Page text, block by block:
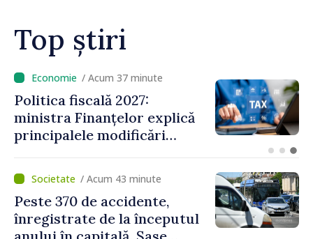
pentru oameni”
Top știri
/ Acum 14 minute
VIDEO // Moldelectrica:
consumatorii finali nu au
fost afectați în urma
Dnestrovsk. Lucrările de
reparație vor fi efectuate în
regim prioritar
/ Acum 43 minute
Peste 370 de accidente,
înregistrate de la începutul